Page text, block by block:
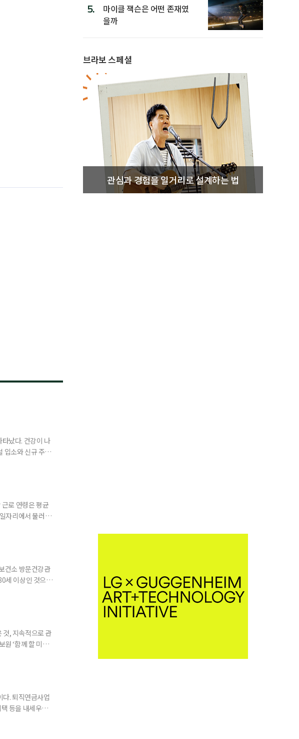
났다. 건강이 나
입소와 신규 주택
로 연령은 평균
자리에서 물러난
건소 방문건강관
세 이상인 것으로
것, 지속적으로 관
원 ‘함께 할 미래
다. 퇴직연금사업
등을 내세우며
5.
마이클 잭슨은 어떤 존재였
을까
브라보 스페셜
관심과 경험을 일거리로 설계하는 법